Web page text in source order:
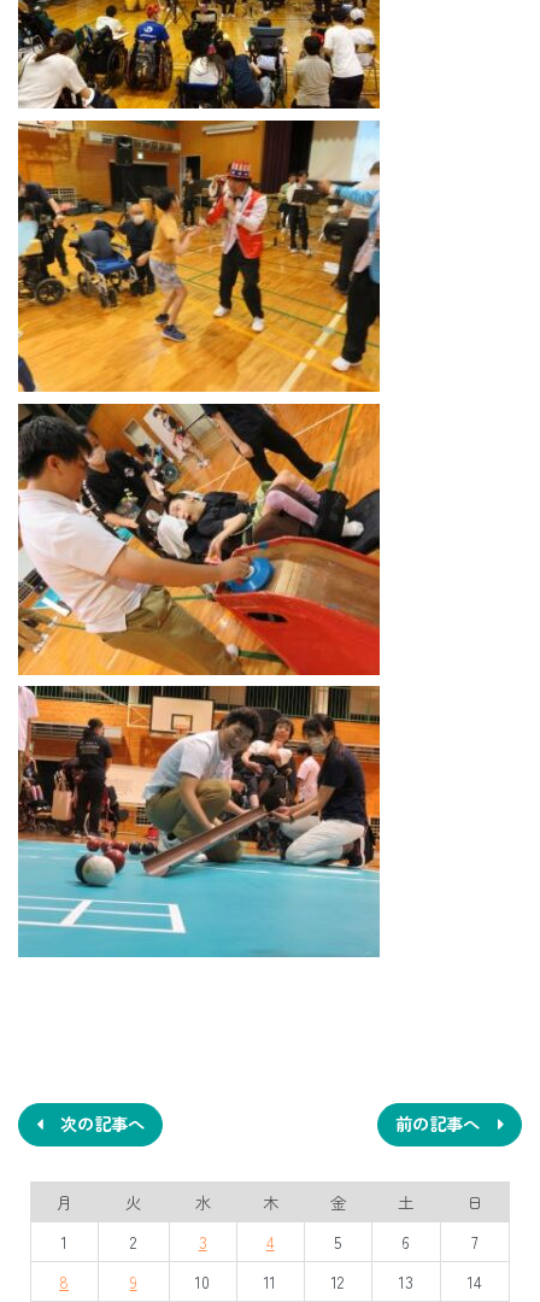
稿
ナ
ビ
ゲ
ー
前の記事へ
次の記事へ
月 火 水 木 金 土
日
1
2 3 4 5 6
7
8
9 10 11 12 13 14